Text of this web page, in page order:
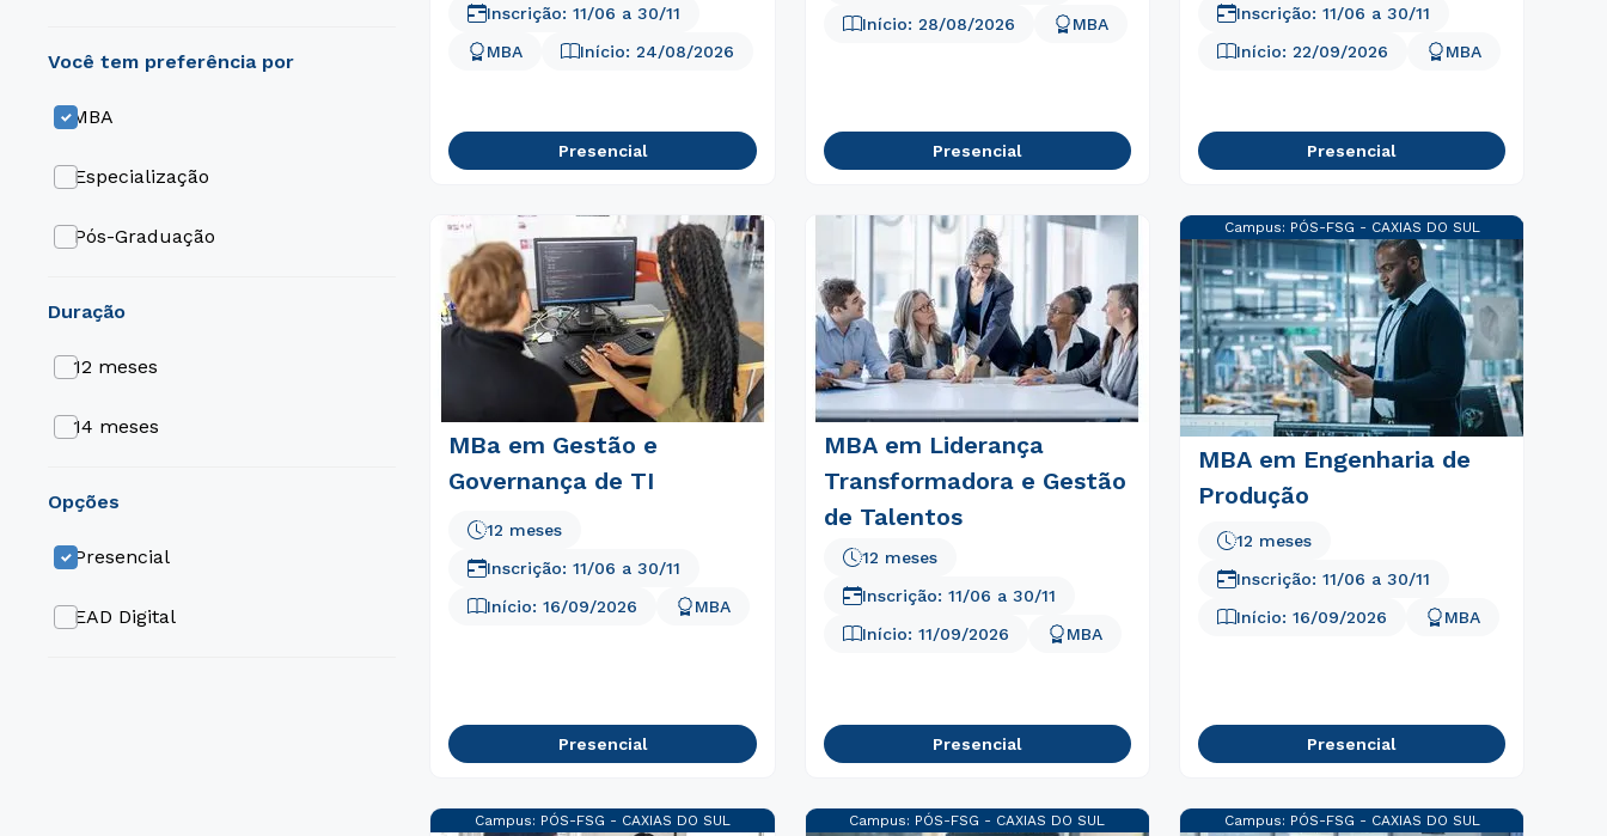
duração
12 meses
14 meses
opções
Presencial
EAD Digital
MBA
Especialização
Pós-Graduação
MBA Início:24/08/2026
Inscrição:11/06 a 30/11
Presencial
Início: 28/08/2026 MBA
Presencial
Início:22/09/2026 MBA
Inscrição:11/06 a 30/11
Presencial
MBa em Gestão e
Governança de TI
Início:16/09/2026 MBA
12 meses
Inscrição:11/06 a 30/11
Presencial
MBA em Liderança
Transformadora e Gestão
de Talentos
Início: 11/09/2026 MBA
12 meses
Inscrição: 11/06 a 30/11
Presencial
Campus: PÓS-FSG - CAXIAS DO SUL
MBA em Engenharia de
Produção
Início:16/09/2026 MBA
12 meses
Inscrição:11/06 a 30/11
Presencial
Campus: PÓS-FSG - CAXIAS DO SUL Campus: PÓS-FSG - CAXIAS DO SUL Campus: PÓS-FSG - CAXIAS DO SUL